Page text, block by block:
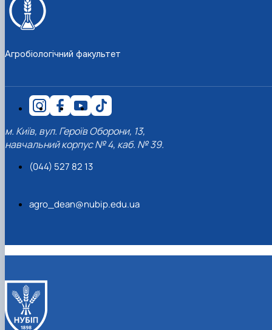
Агробіологічний факультет
м. Київ, вул. Героїв Оборони, 13,
навчальний корпус № 4, каб. № 39.
(044) 527 82 13
agro_dean@nubip.edu.ua